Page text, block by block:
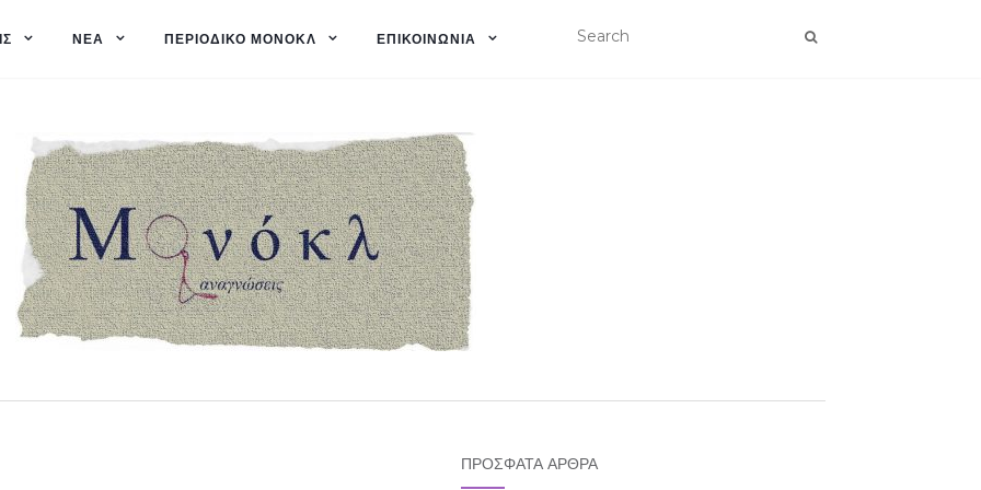
ΝΈΑ ΠΕΡΙΟΔΙΚΌ ΜΟΝΌΚΛ ΕΠΙΚΟΙΝΩΝΊΑ
ΠΡΌΣΦΑΤΑ ΆΡΘΡΑ